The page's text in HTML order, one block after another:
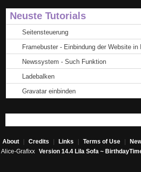
Neuste Tutorials
Seitensteuerung
Framebuster - Einbindung der Website in
Newssystem - Such Funktion
Ladebalken
Gravatar einbinden
About Credits Links Terms of Use
Alice-Grafixx Version 14.4 Lila Sofa ~